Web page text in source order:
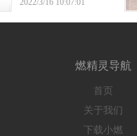
燃精灵导航
首页
关于我们
下载小燃